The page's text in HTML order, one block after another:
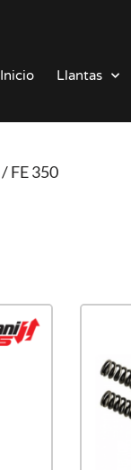
Inicio Llantas
/ FE 350